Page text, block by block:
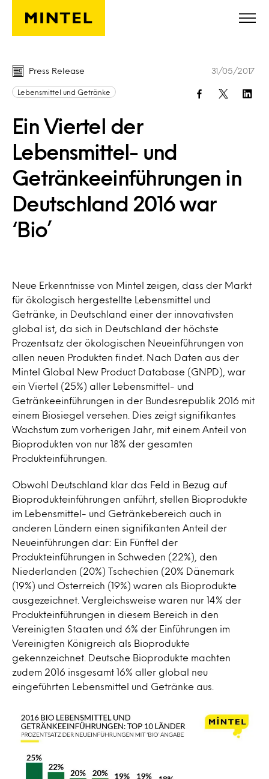
Skip to main content
Press Release
Lebensmittel und Getränke
Ein Viertel der
Lebensmittel- und
Getränkeeinführungen in
Deutschland 2016 war
‘Bio’
31/05/2017
Neue Erkenntnisse von Mintel zeigen, dass der Markt
für ökologisch hergestellte Lebensmittel und
Getränke, in Deutschland einer der innovativsten
global ist, da sich in Deutschland der höchste
Prozentsatz der ökologischen Neueinführungen von
allen neuen Produkten findet. Nach Daten aus der
Mintel Global New Product Database (GNPD), war
ein Viertel (25%) aller Lebensmittel- und
Getränkeeinführungen in der Bundesrepublik 2016 mit
einem Biosiegel versehen. Dies zeigt signifikantes
Wachstum zum vorherigen Jahr, mit einem Anteil von
Bioprodukten von nur 18% der gesamten
Produkteinführungen.
Obwohl Deutschland klar das Feld in Bezug auf
Bioprodukteinführungen anführt, stellen Bioprodukte
im Lebensmittel- und Getränkebereich auch in
anderen Ländern einen signifikanten Anteil der
Neueinführungen dar: Ein Fünftel der
Produkteinführungen in Schweden (22%), den
Niederlanden (20%) Tschechien (20% Dänemark
(19%) und Österreich (19%) waren als Bioprodukte
ausgezeichnet. Vergleichsweise waren nur 14% der
Produkteinführungen in diesem Bereich in den
Vereinigten Staaten und 6% der Einführungen im
Vereinigten Königreich als Bioprodukte
gekennzeichnet. Deutsche Bioprodukte machten
zudem 2016 insgesamt 16% aller global neu
eingeführten Lebensmittel und Getränke aus.